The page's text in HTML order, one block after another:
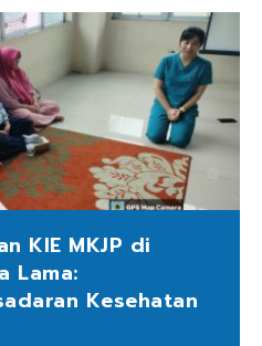
KIE MKJP di
Lama:
Kesehatan